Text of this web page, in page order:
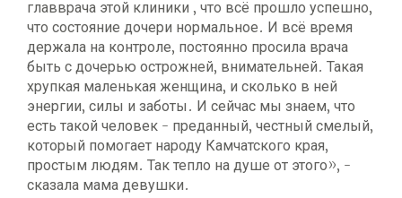
главврача этой клиники , что всё прошло успешно,
что состояние дочери нормальное. И всё время
держала на контроле, постоянно просила врача
быть с дочерью острожней, внимательней. Такая
хрупкая маленькая женщина, и сколько в ней
энергии, силы и заботы. И сейчас мы знаем, что
есть такой человек - преданный, честный смелый,
который помогает народу Камчатского края,
простым людям. Так тепло на душе от этого», -
сказала мама девушки.